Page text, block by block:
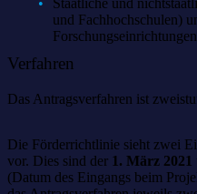
Staatliche und
und Fachhochschulen)
Forschungseinrichtungen
Verfahren
Das Antragsverfahren ist
Die Förderrichtlinie sieht zwei
vor. Dies sind der 1. März 2021
(Datum des Eingangs beim